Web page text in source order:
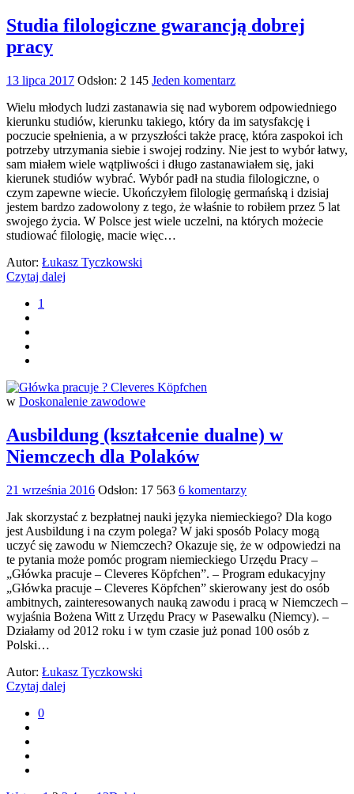
Studia filologiczne gwarancją dobrej
pracy
13 lipca 2017 Odsłon: 2 145 Jeden komentarz
Wielu młodych ludzi zastanawia się nad wyborem odpowiedniego
kierunku studiów, kierunku takiego, który da im satysfakcję i
poczucie spełnienia, a w przyszłości także pracę, która zaspokoi ich
potrzeby utrzymania siebie i swojej rodziny. Nie jest to wybór łatwy,
sam miałem wiele wątpliwości i długo zastanawiałem się, jaki
kierunek studiów wybrać. Wybór padł na studia filologiczne, o
czym zapewne wiecie. Ukończyłem filologię germańską i dzisiaj
jestem bardzo zadowolony z tego, że właśnie to robiłem przez 5 lat
swojego życia. W Polsce jest wiele uczelni, na których możecie
studiować filologię, macie więc…
Autor: Łukasz Tyczkowski
Czytaj dalej
1
w Doskonalenie zawodowe
Ausbildung (kształcenie dualne) w
Niemczech dla Polaków
21 września 2016 Odsłon: 17 563 6 komentarzy
Jak skorzystać z bezpłatnej nauki języka niemieckiego? Dla kogo
jest Ausbildung i na czym polega? W jaki sposób Polacy mogą
uczyć się zawodu w Niemczech? Okazuje się, że w odpowiedzi na
te pytania może pomóc program niemieckiego Urzędu Pracy –
„Główka pracuje – Cleveres Köpfchen”. – Program edukacyjny
„Główka pracuje – Cleveres Köpfchen” skierowany jest do osób
ambitnych, zainteresowanych nauką zawodu i pracą w Niemczech –
wyjaśnia Bożena Witt z Urzędu Pracy w Pasewalku (Niemcy). –
Działamy od 2012 roku i w tym czasie już ponad 100 osób z
Polski…
Autor: Łukasz Tyczkowski
Czytaj dalej
0